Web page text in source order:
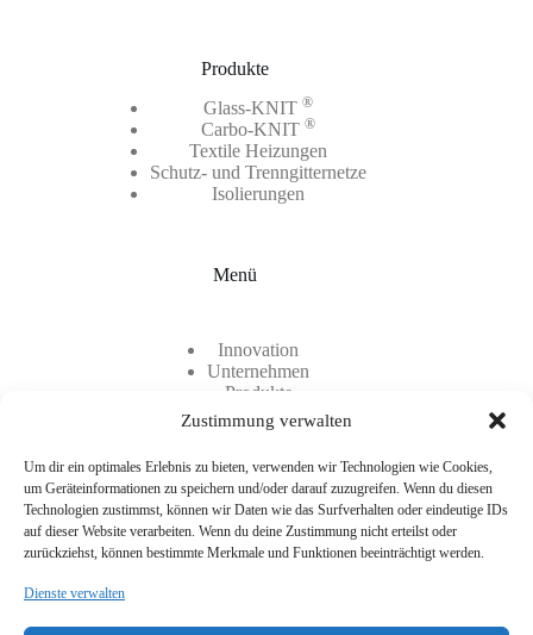
Zustimmung verwalten
Um dir ein optimales Erlebnis zu bieten, verwenden wir Technologien wie Cookies,
um Geräteinformationen zu speichern und/oder darauf zuzugreifen. Wenn du diesen
Technologien zustimmst, können wir Daten wie das Surfverhalten oder eindeutige IDs
auf dieser Website verarbeiten. Wenn du deine Zustimmung nicht erteilst oder
zurückziehst, können bestimmte Merkmale und Funktionen beeinträchtigt werden.
Dienste verwalten
Produkte
Glass-KNIT®
Carbo-KNIT®
Textile Heizungen
Schutz- und Trenngitternetze
Isolierungen
Menü
Innovation
Unternehmen
Produkte
Kontakt
Karriere